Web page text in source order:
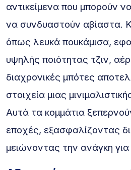
αντικείμενα που μπορούν
να συνδυαστούν αβίαστα.
όπως λευκά πουκάμισα,
υψηλής ποιότητας τζιν,
διαχρονικές μπότες
στοιχεία μιας
Αυτά τα κομμάτια
εποχές, εξασφαλίζοντας
μειώνοντας την ανάγκη